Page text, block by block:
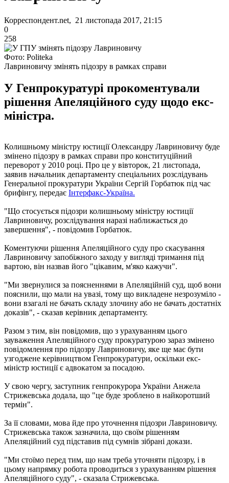
Корреспондент.net, 21 листопада 2017, 21:15
0
258
Фото: Politeka
Лавриновичу змінять підозру в рамках справи
У Генпрокуратурі прокоментували
рішення Апеляційного суду щодо екс-
міністра.
Колишньому міністру юстиції Олександру Лавриновичу буде
змінено підозру в рамках справи про конституційний
переворот у 2010 році. Про це у вівторок, 21 листопада,
заявив начальник департаменту спеціальних розслідувань
Генеральної прокуратури України Сергій Горбатюк під час
брифінгу, передає Інтерфакс-Україна.
"Що стосується підозри колишньому міністру юстиції
Лавриновичу, розслідування наразі наближається до
завершення", - повідомив Горбатюк.
Коментуючи рішення Апеляційного суду про скасування
Лавриновичу запобіжного заходу у вигляді тримання під
вартою, він назвав його "цікавим, м'яко кажучи".
"Ми звернулися за поясненнями в Апеляційній суд, щоб вони
пояснили, що мали на увазі, тому що викладене незрозуміло -
вони взагалі не бачать складу злочину або не бачать достатніх
доказів", - сказав керівник департаменту.
Разом з тим, він повідомив, що з урахуванням цього
зауваження Апеляційного суду прокуратурою зараз змінено
повідомлення про підозру Лавриновичу, яке ще має бути
узгоджене керівництвом Генпрокуратури, оскільки екс-
міністр юстиції є адвокатом за посадою.
У свою чергу, заступник генпрокурора України Анжела
Стрижевська додала, що "це буде зроблено в найкоротший
термін".
За її словами, мова йде про уточнення підозри Лавриновичу.
Стрижевська також зазначила, що своїм рішенням
Апеляційний суд підставив під сумнів зібрані докази.
"Ми стоїмо перед тим, що нам треба уточняти підозру, і в
цьому напрямку робота проводиться з урахуванням рішення
Апеляційного суду", - сказала Стрижевська.